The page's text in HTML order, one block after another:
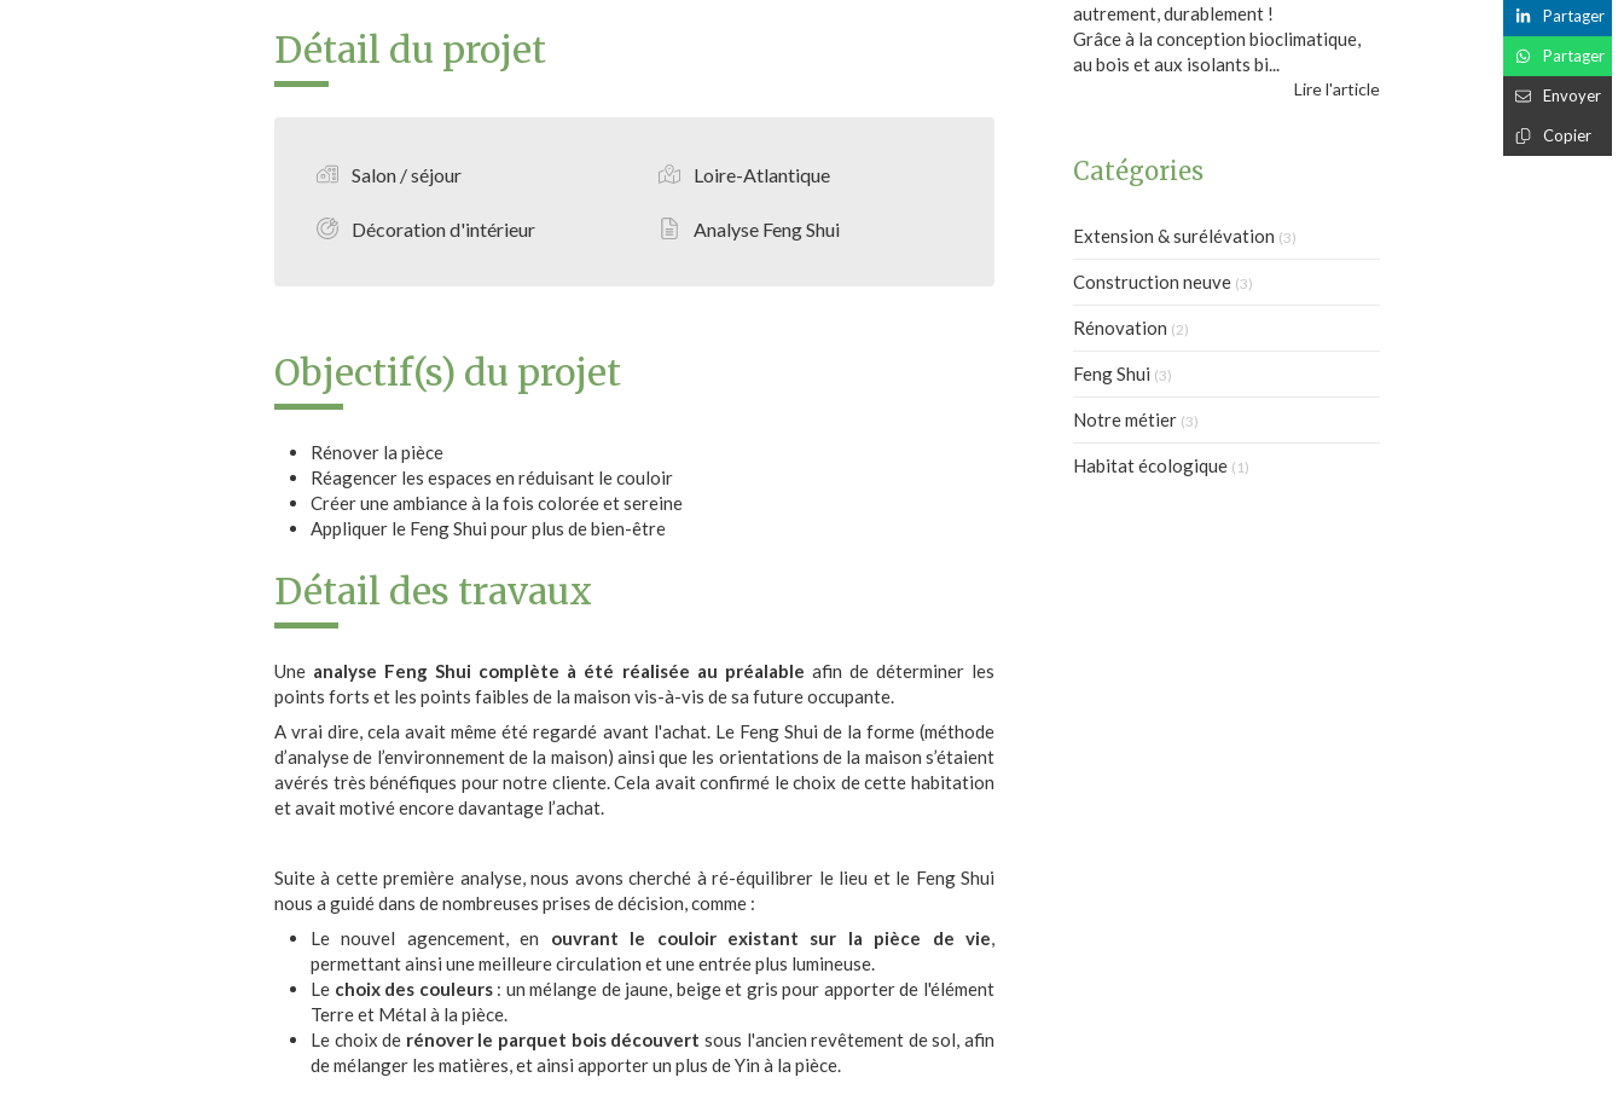
Détail du projet
Salon / séjour
Décoration d'intérieur
Loire-Atlantique
Analyse Feng Shui
Objectif(s) du projet
Rénover la pièce
Réagencer les espaces en réduisant le couloir
Créer une ambiance à la fois colorée et sereine
Appliquer le Feng Shui pour plus de bien-être
Détail des travaux
Une analyse Feng Shui complète à été réalisée au préalable afin de déterminer les
points forts et les points faibles de la maison vis-à-vis de sa future occupante.
A vrai dire, cela avait même été regardé avant l'achat. Le Feng Shui de la forme (méthode
d’analyse de l’environnement de la maison) ainsi que les orientations de la maison s’étaient
avérés très bénéfiques pour notre cliente. Cela avait confirmé le choix de cette habitation
et avait motivé encore davantage l’achat.
Suite à cette première analyse, nous avons cherché à ré-équilibrer le lieu et le Feng Shui
nous a guidé dans de nombreuses prises de décision, comme :
Le nouvel agencement, en ouvrant le couloir existant sur la pièce de vie,
permettant ainsi une meilleure circulation et une entrée plus lumineuse.
Le choix des couleurs: un mélange de jaune, beige et gris pour apporter de l'élément
Terre et Métal à la pièce.
Le choix de rénover le parquet bois découvert sous l'ancien revêtement de sol, afin
de mélanger les matières, et ainsi apporter un plus de Yin à la pièce.
Partager
Partager
Envoyer
Copier
autrement, durablement !
Grâce à la conception bioclimatique,
au bois et aux isolants bi...
Lire l'article
Catégories
Extension & surélévation (3)
Construction neuve (3)
Rénovation (2)
Feng Shui (3)
Notre métier (3)
Habitat écologique (1)